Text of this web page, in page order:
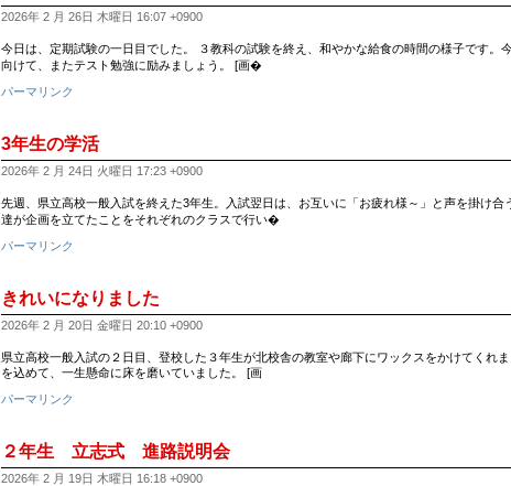
2026年 2 月 26日 木曜日 16:07 +0900
今日は、定期試験の一日目でした。 ３教科の試験を終え、和やかな給食の時間の様子です。
向けて、またテスト勉強に励みましょう。 [画�
パーマリンク
3年生の学活
2026年 2 月 24日 火曜日 17:23 +0900
先週、県立高校一般入試を終えた3年生。入試翌日は、お互いに「お疲れ様～」と声を掛け
達が企画を立てたことをそれぞれのクラスで行い�
パーマリンク
きれいになりました
2026年 2 月 20日 金曜日 20:10 +0900
県立高校一般入試の２日目、登校した３年生が北校舎の教室や廊下にワックスをかけてくれ
を込めて、一生懸命に床を磨いていました。 [画
パーマリンク
２年生 立志式 進路説明会
2026年 2 月 19日 木曜日 16:18 +0900